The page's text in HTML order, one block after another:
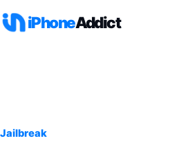
iPhoneAddict
Jailbreak